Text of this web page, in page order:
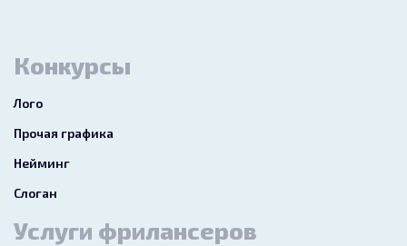
Конкурсы
Лого
Прочая графика
Нейминг
Слоган
Услуги фрилансеров